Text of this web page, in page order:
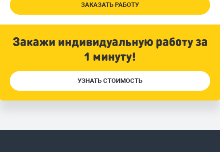
ЗАКАЗАТЬ РАБОТУ
Закажи индивидуальную работу за
1 минуту!
УЗНАТЬ СТОИМОСТЬ